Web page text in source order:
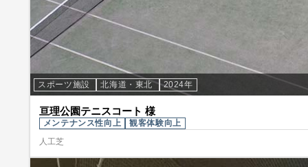
スポーツ施設 北海道・東北 2024年
亘理公園テニスコート 様
メンテナンス性向上
観客体験向上
人工芝